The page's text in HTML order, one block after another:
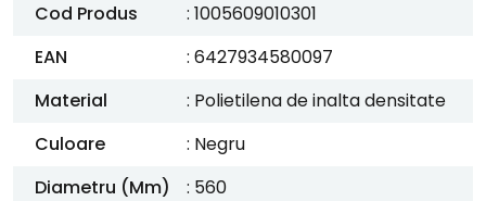
Cod Produs
: 1005609010301
EAN
: 6427934580097
Material
: Polietilena de inalta densitate
Culoare
: Negru
Diametru (mm)
: 560